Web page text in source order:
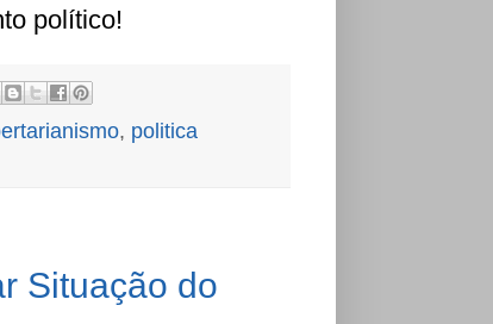
político!
, politica
Situação do